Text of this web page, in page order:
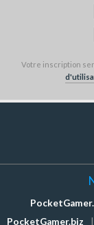
Votre inscription
PocketGamer.biz